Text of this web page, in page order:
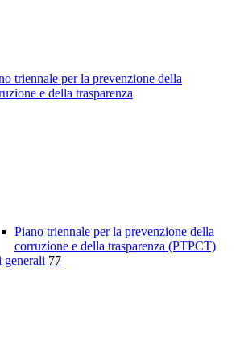
triennale per la prevenzione della
e della trasparenza
Piano triennale per la prevenzione della
corruzione e della trasparenza (PTPCT)
generali 77